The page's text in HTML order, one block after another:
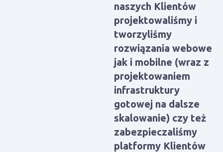
naszych Klientów
projektowaliśmy i
tworzyliśmy
rozwiązania webowe
jak i mobilne (wraz z
projektowaniem
infrastruktury
gotowej na dalsze
skalowanie) czy też
zabezpieczaliśmy
platformy Klientów